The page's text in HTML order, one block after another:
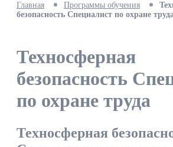
Главная Программы обучения
безопасность Специалист по охране
Техносферная
безопасность
по охране труда
Техносферная